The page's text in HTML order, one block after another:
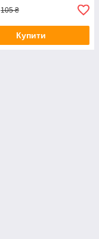
105 ₴
Купити